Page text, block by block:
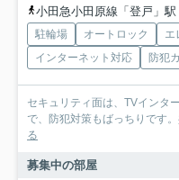
小田急小田原線「登戸」
駐輪場 オートロック エ
インターネット対応
防犯
セキュリティ面は、TVインタ
で、防犯対策もばっちりです
る
募集中の部屋